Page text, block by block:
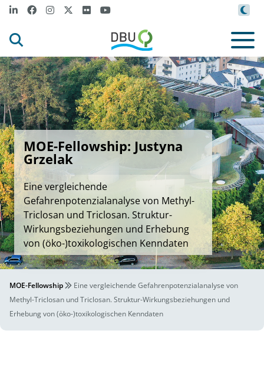
MOE-Fellowship: Justyna
Grzelak
Eine vergleichende
Gefahrenpotenzialanalyse von Methyl-
Triclosan und Triclosan. Struktur-
Wirkungsbeziehungen und Erhebung
von (öko-)toxikologischen Kenndaten
MOE-Fellowship
Eine vergleichende Gefahrenpotenzialanalyse von
Methyl-Triclosan und Triclosan. Struktur-Wirkungsbeziehungen und
Erhebung von (öko-)toxikologischen Kenndaten